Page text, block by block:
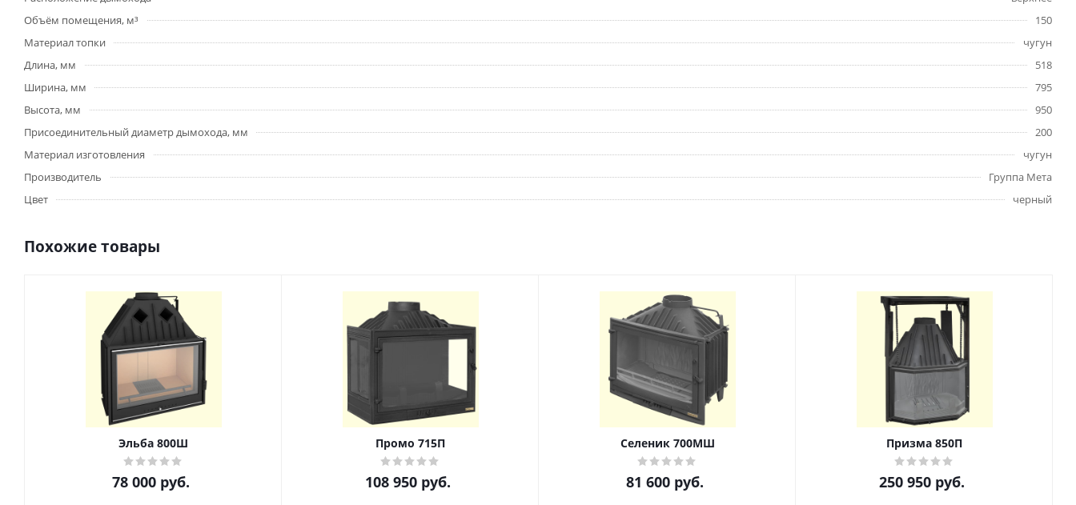
Объём помещения, м³
150
Материал топки
чугун
Длина, мм
518
Ширина, мм
795
Высота, мм
950
Присоединительный диаметр дымохода, мм
200
Материал изготовления
чугун
Производитель
Группа Мета
Цвет
черный
Похожие товары
Эльба 800Ш
78 000руб.
Промо 715П
108 950руб.
Селеник 700МШ
81 600руб.
Призма 850П
250 950руб.